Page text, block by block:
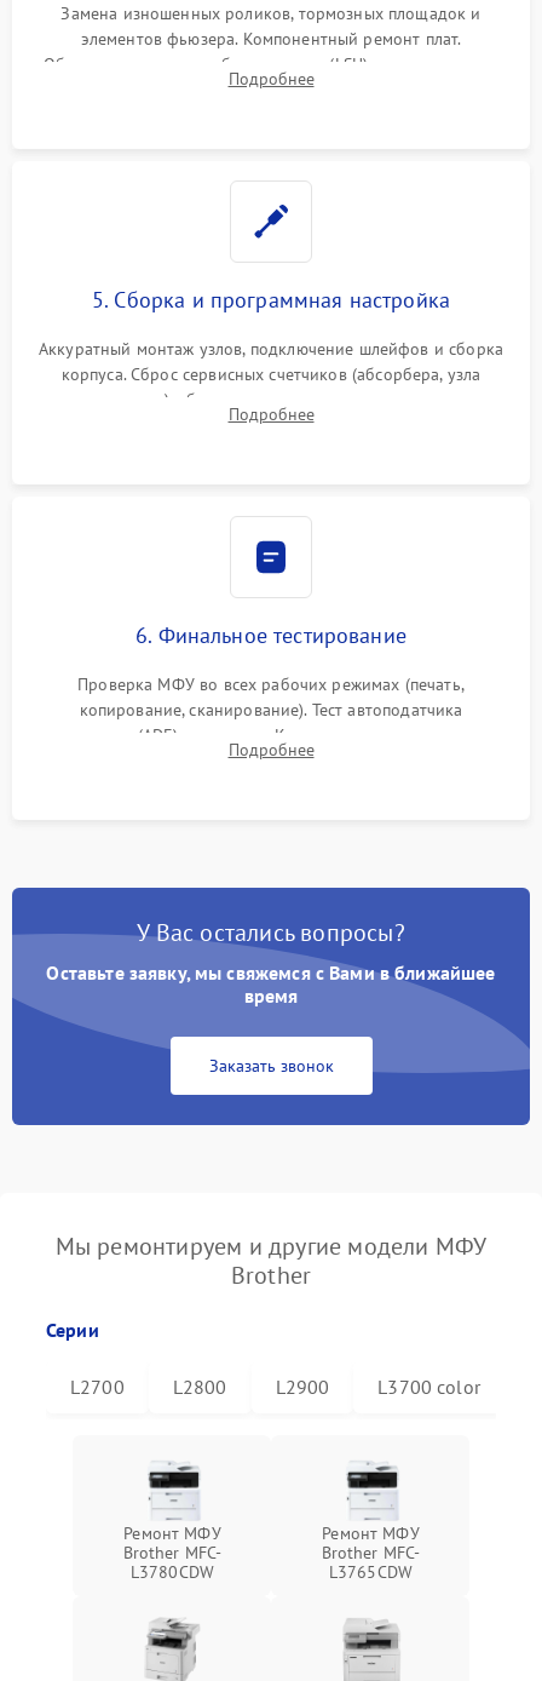
Замена изношенных роликов, тормозных площадок и
элементов фьюзера. Компонентный ремонт плат.
Обязательная очистка блока лазера (LSU), зеркал и тракта
печати от просыпанного тонера и бумажной пыли.
Подробнее
5. Сборка и программная настройка
Аккуратный монтаж узлов, подключение шлейфов и сборка
корпуса. Сброс сервисных счетчиков (абсорбера, узла
закрепления), обновление прошивки и программная
калибровка цветопередачи и позиционирования сканера.
Подробнее
6. Финальное тестирование
Проверка МФУ во всех рабочих режимах (печать,
копирование, сканирование). Тест автоподатчика
документов (ADF) и дуплекса. Контроль качества отпечатка
на отсутствие серого фона, полос и надежность запекания
Подробнее
У Вас остались вопросы?
Оставьте заявку, мы свяжемся с Вами в ближайшее
время
Заказать звонок
Мы ремонтируем и другие модели МФУ
Brother
Серии
L2700 L2800 L2900 L3700 color
Ремонт МФУ
Brother MFC-
L3780CDW
Ремонт МФУ
Brother MFC-
L3765CDW